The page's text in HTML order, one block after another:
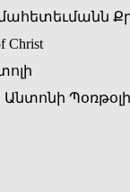
Christ
Պօռթօլի